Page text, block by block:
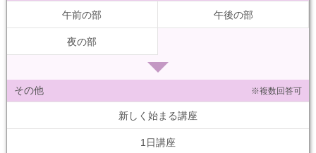
午前の部 午後の部
夜の部
その他 ※複数回答可
新しく始まる講座
1日講座